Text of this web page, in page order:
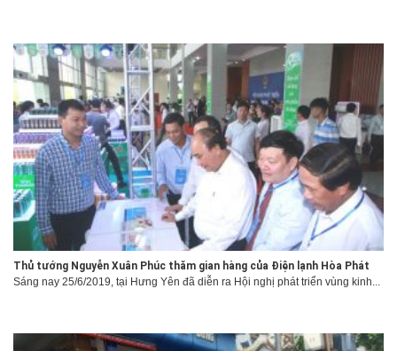
Thủ tướng Nguyễn Xuân Phúc thăm gian hàng của Điện lạnh Hòa Phát
Sáng nay 25/6/2019, tại Hưng Yên đã diễn ra Hội nghị phát triển vùng kinh...